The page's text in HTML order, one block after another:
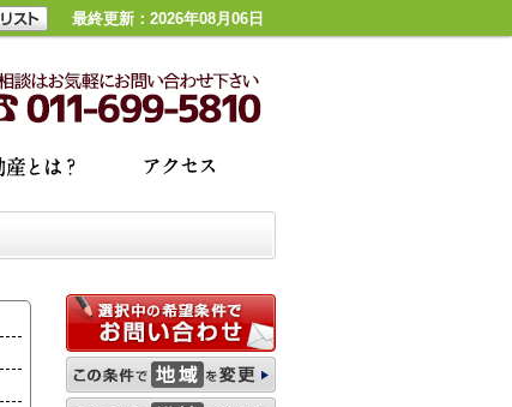
最終更新：2026年08月06日